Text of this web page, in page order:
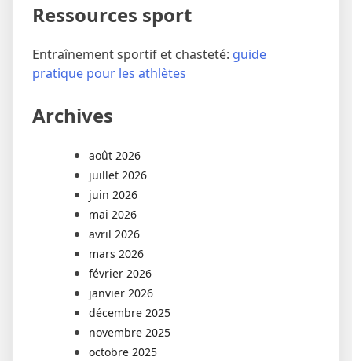
Ressources sport
Entraînement sportif et chasteté: guide
pratique pour les athlètes
Archives
août 2026
juillet 2026
juin 2026
mai 2026
avril 2026
mars 2026
février 2026
janvier 2026
décembre 2025
novembre 2025
octobre 2025